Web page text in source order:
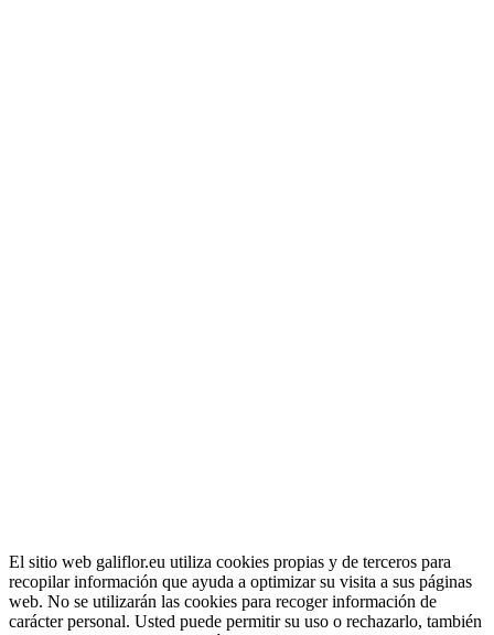
El sitio web galiflor.eu utiliza cookies propias y de terceros para
recopilar información que ayuda a optimizar su visita a sus páginas
web. No se utilizarán las cookies para recoger información de
carácter personal. Usted puede permitir su uso o rechazarlo, también